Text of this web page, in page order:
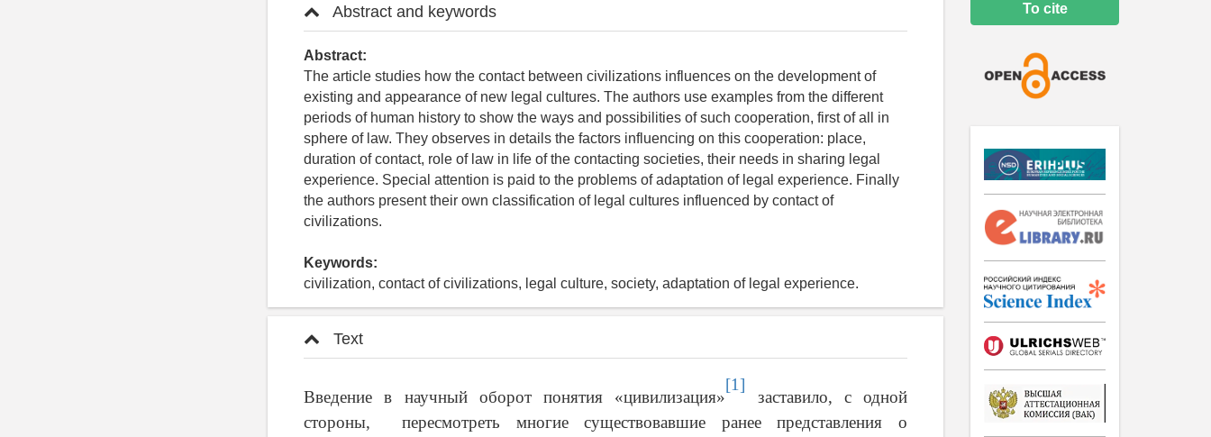
Abstract and keywords
Abstract:
The article studies how the contact between civilizations influences on the development of
existing and appearance of new legal cultures. The authors use examples from the different
periods of human history to show the ways and possibilities of such cooperation, first of all in
sphere of law. They observes in details the factors influencing on this cooperation: place,
duration of contact, role of law in life of the contacting societies, their needs in sharing legal
experience. Special attention is paid to the problems of adaptation of legal experience. Finally
the authors present their own classification of legal cultures influenced by contact of
civilizations.
Keywords:
civilization, contact of civilizations, legal culture, society, adaptation of legal experience.
Text
Введение в научный оборот понятия «цивилизация»
[1]
заставило, с одной
стороны, пересмотреть многие существовавшие ранее представления о
To cite